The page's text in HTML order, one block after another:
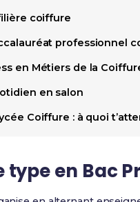
coiffure
professionnel
en Métiers de la
en salon
Coiffure : à quoi
en Bac